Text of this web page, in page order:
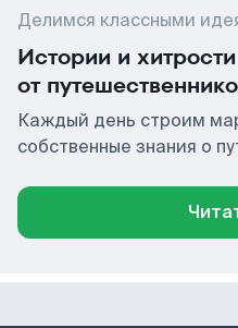
Делимся классными
Истории и хитрости
от
Каждый день строим
собственные знания о